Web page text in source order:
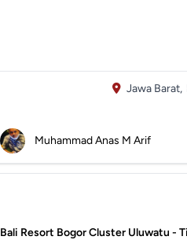
Jawa Barat,
Muhammad Anas M Arif
Bali Resort Bogor Cluster Uluwatu -